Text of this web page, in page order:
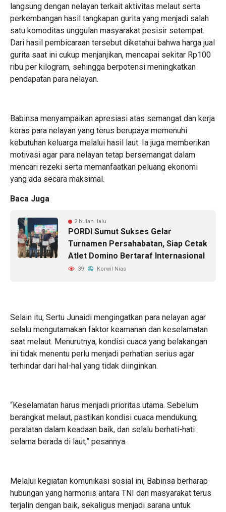
langsung dengan nelayan terkait aktivitas melaut serta
perkembangan hasil tangkapan gurita yang menjadi salah
satu komoditas unggulan masyarakat pesisir setempat.
Dari hasil pembicaraan tersebut diketahui bahwa harga jual
gurita saat ini cukup menjanjikan, mencapai sekitar Rp100
ribu per kilogram, sehingga berpotensi meningkatkan
pendapatan para nelayan.
Babinsa menyampaikan apresiasi atas semangat dan kerja
keras para nelayan yang terus berupaya memenuhi
kebutuhan keluarga melalui hasil laut. Ia juga memberikan
motivasi agar para nelayan tetap bersemangat dalam
mencari rezeki serta memanfaatkan peluang ekonomi
yang ada secara maksimal.
Baca Juga
2 bulan lalu
PORDI Sumut Sukses Gelar
Turnamen Persahabatan, Siap Cetak
Atlet Domino Bertaraf Internasional
39 Korwil Nias
Selain itu, Sertu Junaidi mengingatkan para nelayan agar
selalu mengutamakan faktor keamanan dan keselamatan
saat melaut. Menurutnya, kondisi cuaca yang belakangan
ini tidak menentu perlu menjadi perhatian serius agar
terhindar dari hal-hal yang tidak diinginkan.
“Keselamatan harus menjadi prioritas utama. Sebelum
berangkat melaut, pastikan kondisi cuaca mendukung,
peralatan dalam keadaan baik, dan selalu berhati-hati
selama berada di laut,” pesannya.
Melalui kegiatan komunikasi sosial ini, Babinsa berharap
hubungan yang harmonis antara TNI dan masyarakat terus
terjalin dengan baik, sekaligus menjadi sarana untuk